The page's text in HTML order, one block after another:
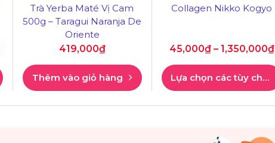
Trà Yerba Maté Vị Cam
500g – Taragui Naranja De
Oriente
419,000₫
Thêm vào giỏ hàng
Collagen Nikko Kogyo
45,000₫– 1,350,000₫
Lựa chọn các tùy chọn